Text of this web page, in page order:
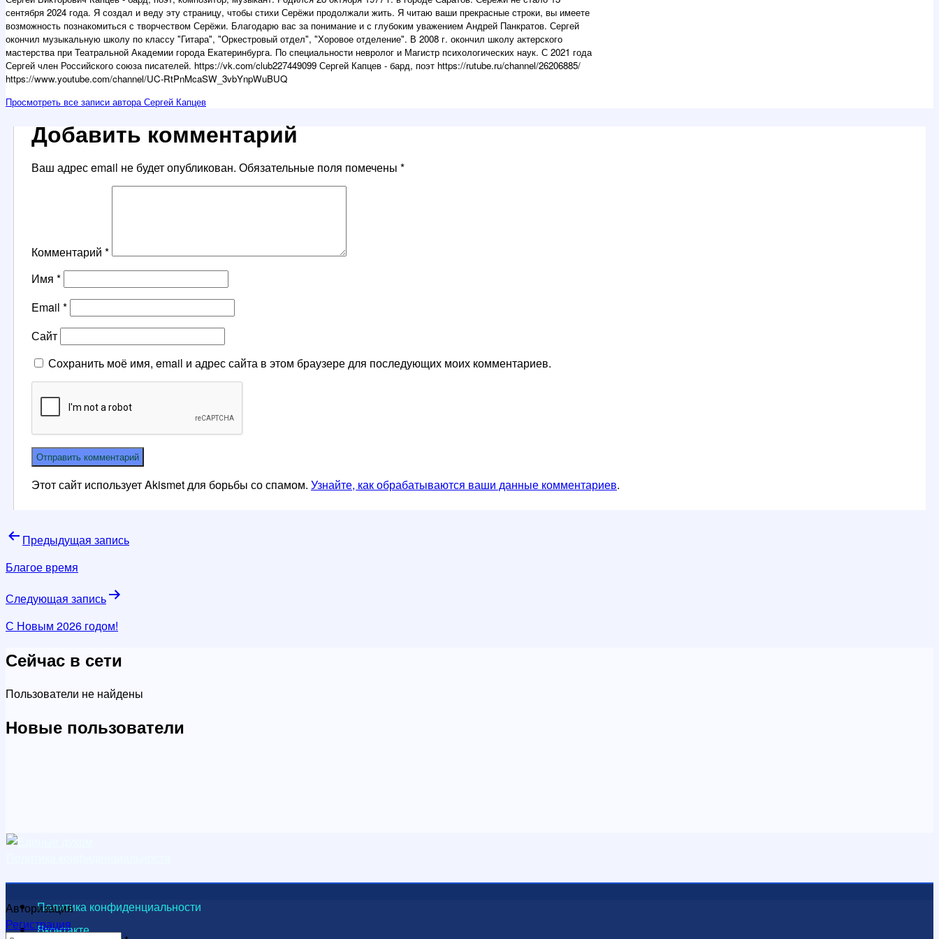
сентября 2024 года. Я создал и веду эту страницу, чтобы стихи Серёжи продолжали жить. Я читаю ваши прекрасные строки, вы имеете
возможность познакомиться с творчеством Серёжи. Благодарю вас за понимание и с глубоким уважением Андрей Панкратов. Сергей
окончил музыкальную школу по классу "Гитара", "Оркестровый отдел", "Хоровое отделение". В 2008 г. окончил школу актерского
мастерства при Театральной Академии города Екатеринбурга. По специальности невролог и Магистр психологических наук. С 2021 года
Сергей член Российского союза писателей. https://vk.com/club227449099 Сергей Капцев - бард, поэт https://rutube.ru/channel/26206885/
https://www.youtube.com/channel/UC-RtPnMcaSW_3vbYnpWuBUQ
Просмотреть все записи автора Сергей Капцев
Добавить комментарий
Ваш адрес email не будет опубликован. Обязательные поля помечены *
Комментарий *
Имя *
Email *
Сайт
Сохранить моё имя, email и адрес сайта в этом браузере для последующих моих комментариев.
Этот сайт использует Akismet для борьбы со спамом. Узнайте, как обрабатываются ваши данные комментариев.
Навигация
по
Предыдущая запись
Благое время
Следующая запись
С Новым 2026 годом!
Сейчас в сети
Пользователи не найдены
Новые пользователи
Политика конфиденциальности
Вконтакте
Авторизация
Регистрация